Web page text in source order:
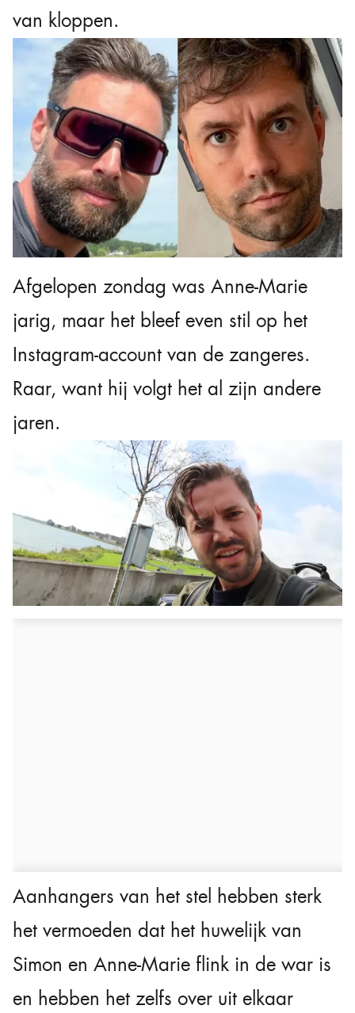
van kloppen.
Afgelopen zondag was Anne-Marie
jarig, maar het bleef even stil op het
Instagram-account van de zangeres.
Raar, want hij volgt het al zijn andere
jaren.
Aanhangers van het stel hebben sterk
het vermoeden dat het huwelijk van
Simon en Anne-Marie flink in de war is
en hebben het zelfs over uit elkaar